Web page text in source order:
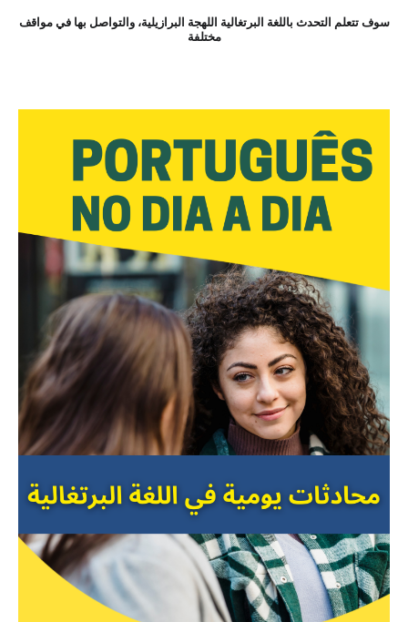
سوف تتعلم التحدث باللغة البرتغالية اللهجة البرازيلية، والتواصل بها في مواقف
مختلفة